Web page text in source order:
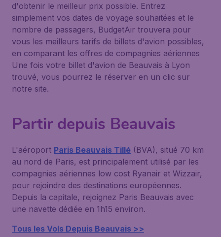
d'obtenir le meilleur prix possible. Entrez
simplement vos dates de voyage souhaitées et le
nombre de passagers, BudgetAir trouvera pour
vous les meilleurs tarifs de billets d'avion possibles,
en comparant les offres de compagnies aériennes
Une fois votre billet d'avion de Beauvais à Lyon
trouvé, vous pourrez le réserver en un clic sur
notre site.
Partir depuis Beauvais
L'aéroport Paris Beauvais Tillé (BVA), situé 70 km
au nord de Paris, est principalement utilisé par les
compagnies aériennes low cost Ryanair et Wizzair,
pour rejoindre des destinations européennes.
Depuis la capitale, rejoignez Paris Beauvais avec
une navette dédiée en 1h15 environ.
Tous les Vols Depuis Beauvais >>